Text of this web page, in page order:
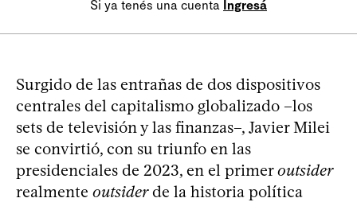
Si ya tenés una cuenta Ingresá
Surgido de las entrañas de dos dispositivos
centrales del capitalismo globalizado –los
sets de televisión y las finanzas–, Javier Milei
se convirtió, con su triunfo en las
presidenciales de 2023, en el primeroutsider
realmente outsiderde la historia política